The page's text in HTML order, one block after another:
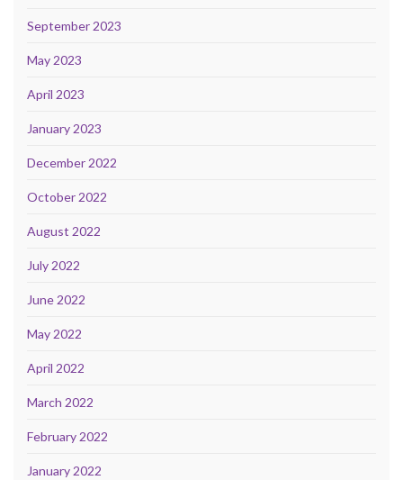
September 2023
May 2023
April 2023
January 2023
December 2022
October 2022
August 2022
July 2022
June 2022
May 2022
April 2022
March 2022
February 2022
January 2022